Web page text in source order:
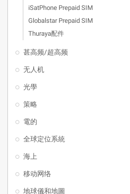
iSatPhone Prepaid SIM
Globalstar Prepaid SIM
Thuraya配件
甚高频/超高频
无人机
光學
策略
電的
全球定位系統
海上
移动网络
地球儀和地圖